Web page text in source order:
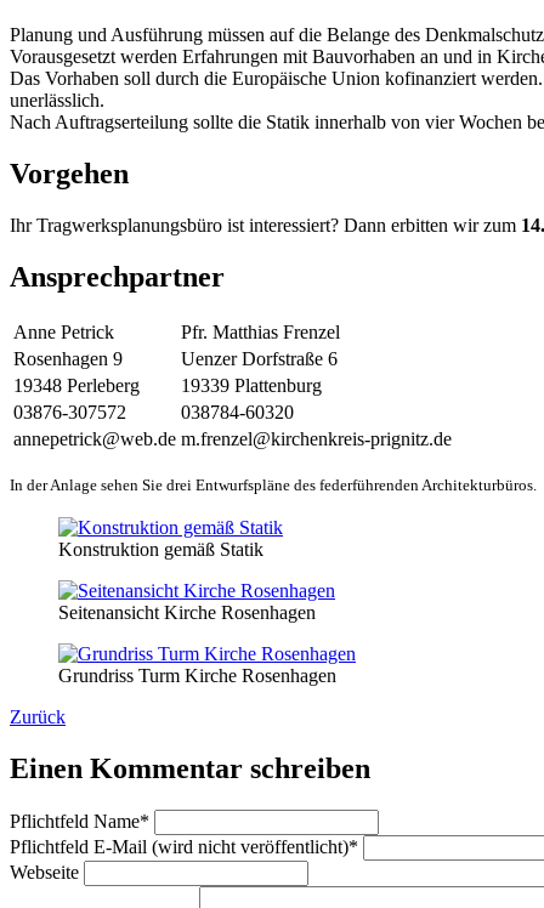
Planung und Ausführung müssen auf die Belange des
Vorausgesetzt werden Erfahrungen mit Bauvorhaben an und in
Das Vorhaben soll durch die Europäische Union kofinanziert
unerlässlich.
Nach Auftragserteilung sollte die Statik innerhalb von vier Wochen
Vorgehen
Ihr Tragwerksplanungsbüro ist interessiert? Dann erbitten wir zum
Ansprechpartner
Anne Petrick
Pfr. Matthias Frenzel
Rosenhagen 9
Uenzer Dorfstraße 6
19348 Perleberg
19339 Plattenburg
03876-307572
038784-60320
annepetrick@web.de m.frenzel@kirchenkreis-prignitz.de
In der Anlage sehen Sie drei Entwurfspläne des federführenden Architekturbüros.
Konstruktion gemäß Statik
Seitenansicht Kirche Rosenhagen
Grundriss Turm Kirche Rosenhagen
Zurück
Einen Kommentar schreiben
Pflichtfeld Name*
Pflichtfeld E-Mail (wird nicht veröffentlicht)*
Webseite